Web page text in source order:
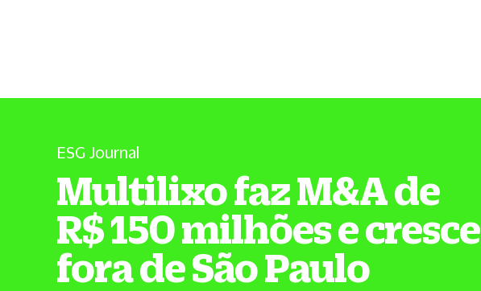
ESG Journal
Multilixo faz M&A de
R$ 150 milhões e cresce
fora de São Paulo